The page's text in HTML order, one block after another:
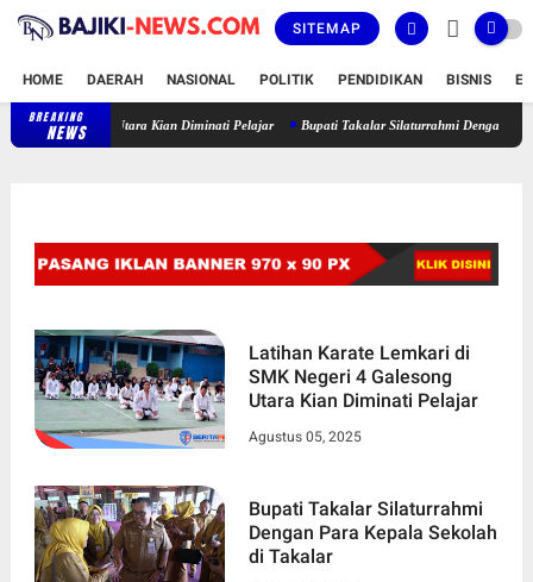
SITEMAP
HOME DAERAH NASIONAL POLITIK PENDIDIKAN BISNIS
BREAKING
NEWS
Galesong Utara Kian Diminati Pelajar Bupati Takalar Silaturrahmi Dengan Para
Latihan Karate Lemkari di
SMK Negeri 4 Galesong
Utara Kian Diminati Pelajar
Agustus 05, 2025
Bupati Takalar Silaturrahmi
Dengan Para Kepala Sekolah
di Takalar